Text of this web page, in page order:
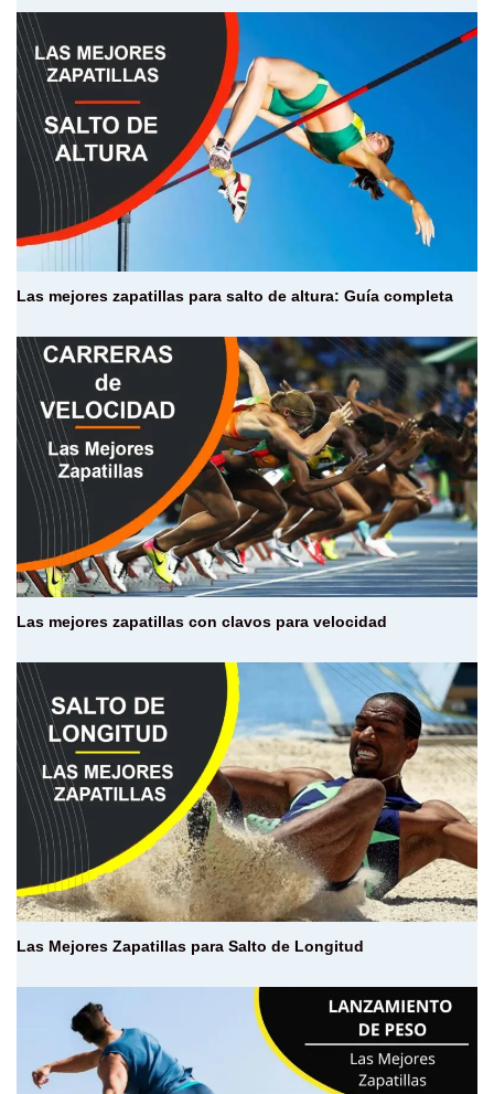
Las mejores zapatillas para salto de altura: Guía completa
Las mejores zapatillas con clavos para velocidad
Las Mejores Zapatillas para Salto de Longitud